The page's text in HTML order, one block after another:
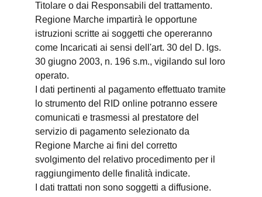
Titolare o dai Responsabili del trattamento.
Regione Marche impartirà le opportune
istruzioni scritte ai soggetti che opereranno
come Incaricati ai sensi dell'art. 30 del D. lgs.
30 giugno 2003, n. 196 s.m., vigilando sul loro
operato.
I dati pertinenti al pagamento effettuato tramite
lo strumento del RID online potranno essere
comunicati e trasmessi al prestatore del
servizio di pagamento selezionato da
Regione Marche ai fini del corretto
svolgimento del relativo procedimento per il
raggiungimento delle finalità indicate.
I dati trattati non sono soggetti a diffusione.